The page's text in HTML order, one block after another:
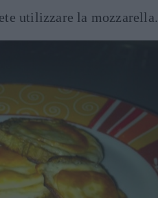
utilizzare la mozzarella.